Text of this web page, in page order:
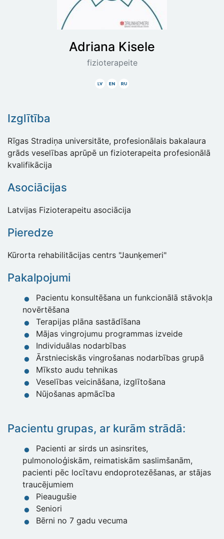
Adriana Kisele
fizioterapeite
Latviski
AngliskiKrieviski
Izglītība
Rīgas Stradiņa universitāte, profesionālais bakalaura
grāds veselības aprūpē un fizioterapeita profesionālā
kvalifikācija
Asociācijas
Latvijas Fizioterapeitu asociācija
Pieredze
Kūrorta rehabilitācijas centrs "Jaunķemeri"
Pakalpojumi
Pacientu konsultēšana un funkcionālā stāvokļa
novērtēšana
Terapijas plāna sastādīšana
Mājas vingrojumu programmas izveide
Individuālas nodarbības
Ārstnieciskās vingrošanas nodarbības grupā
Mīksto audu tehnikas
Veselības veicināšana, izglītošana
Nūjošanas apmācība
Pacientu grupas, ar kurām strādā:
Pacienti ar sirds un asinsrites,
pulmonoloģiskām, reimatiskām saslimšanām,
pacienti pēc locītavu endoprotezēšanas, ar stājas
traucējumiem
Pieaugušie
Seniori
Bērni no 7 gadu vecuma